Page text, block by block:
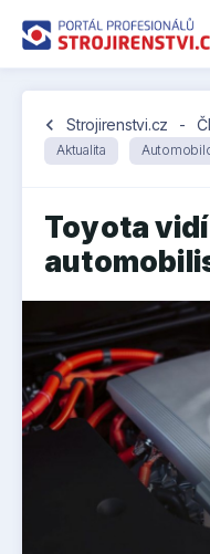
chevron_left Strojirenstvi.cz -
Aktualita
Toyota